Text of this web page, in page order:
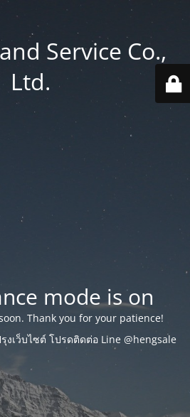
Service Co.,
Ltd.
mode is on
Thank you for your patience!
เว็บไซต์ โปรดติดต่อ Line @hengsale